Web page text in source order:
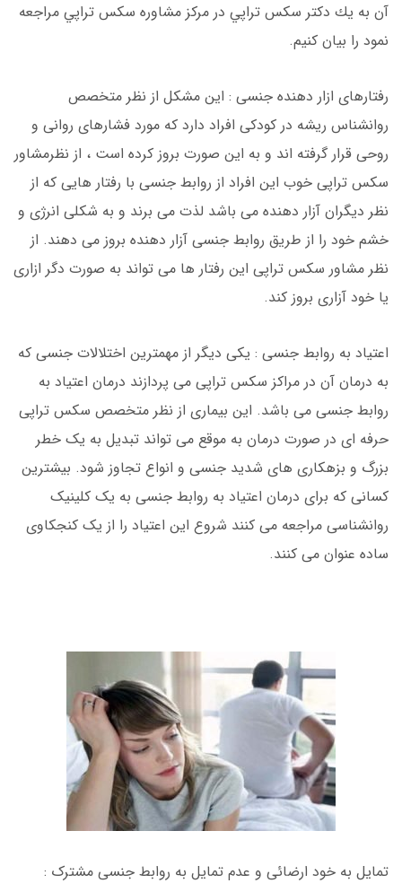
آن به يك دكتر سكس تراپي در مركز مشاوره سكس تراپي مراجعه
نمود را بيان كنيم.
رفتارهای ازار دهنده جنسی : این مشکل از نظر متخصص
روانشناس ریشه در کودکی افراد دارد که مورد فشارهای روانی و
روحی قرار گرفته اند و به این صورت بروز کرده است ، از نظرمشاور
سکس تراپی خوب این افراد از روابط جنسی با رفتار هایی که از
نظر دیگران آزار دهنده می باشد لذت می برند و به شکلی انرژی و
خشم خود را از طریق روابط جنسی آزار دهنده بروز می دهند. از
نظر مشاور سکس تراپی این رفتار ها می تواند به صورت دگر ازاری
یا خود آزاری بروز کند.
اعتیاد به روابط جنسی : یکی دیگر از مهمترین اختلالات جنسی که
به درمان آن در مراکز سکس تراپی می پردازند درمان اعتیاد به
روابط جنسی می باشد. این بیماری از نظر متخصص سکس تراپی
حرفه ای در صورت درمان به موقع می تواند تبدیل به یک خطر
بزرگ و بزهکاری های شدید جنسی و انواع تجاوز شود. بیشترین
کسانی که برای درمان اعتیاد به روابط جنسی به یک کلینیک
روانشناسی مراجعه می کنند شروع این اعتیاد را از یک کنجکاوی
ساده عنوان می کنند.
تمایل به خود ارضائی و عدم تمایل به روابط جنسی مشترک :